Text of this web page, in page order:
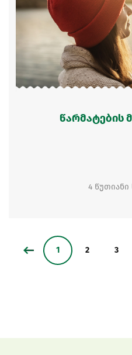
წარმატების
4 წუთიანი
1 2 3